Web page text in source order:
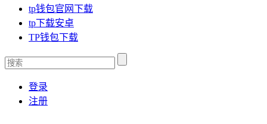
tp钱包官网下载
tp下载安卓
TP钱包下载
登录
注册